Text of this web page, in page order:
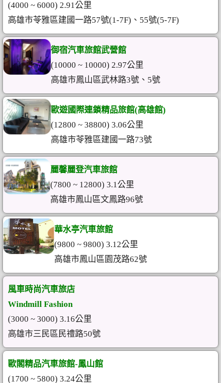
(4000 ~ 6000) 2.91公里
高雄市苓雅區建國一路57號(1-7F)、55號(5-7F)
御宿汽車旅館武營館
(10000 ~ 10000) 2.97公里
高雄市鳳山區武林路3號、5號
歐遊國際連鎖精品旅館(高雄館)
(12800 ~ 38800) 3.06公里
高雄市苓雅區建國一路73號
麗馨麗登汽車旅館
(7800 ~ 12800) 3.1公里
高雄市鳳山區文鳳路96號
華水亭汽車旅館
(9800 ~ 9800) 3.12公里
高雄市鳳山區園茂路62號
風車時尚汽車旅店
Windmill Fashion
(3000 ~ 3000) 3.16公里
高雄市三民區民禮路50號
歐閣精品汽車旅館-鳳山館
(1700 ~ 5800) 3.24公里